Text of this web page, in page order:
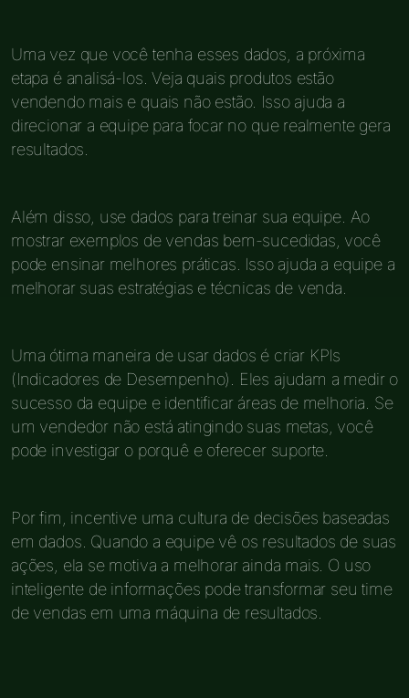
Uma vez que você tenha esses dados, a próxima
etapa é analisá-los. Veja quais produtos estão
vendendo mais e quais não estão. Isso ajuda a
direcionar a equipe para focar no que realmente gera
resultados.
Além disso, use dados para treinar sua equipe. Ao
mostrar exemplos de vendas bem-sucedidas, você
pode ensinar melhores práticas. Isso ajuda a equipe a
melhorar suas estratégias e técnicas de venda.
Uma ótima maneira de usar dados é criar KPIs
(Indicadores de Desempenho). Eles ajudam a medir o
sucesso da equipe e identificar áreas de melhoria. Se
um vendedor não está atingindo suas metas, você
pode investigar o porquê e oferecer suporte.
Por fim, incentive uma cultura de decisões baseadas
em dados. Quando a equipe vê os resultados de suas
ações, ela se motiva a melhorar ainda mais. O uso
inteligente de informações pode transformar seu time
de vendas em uma máquina de resultados.